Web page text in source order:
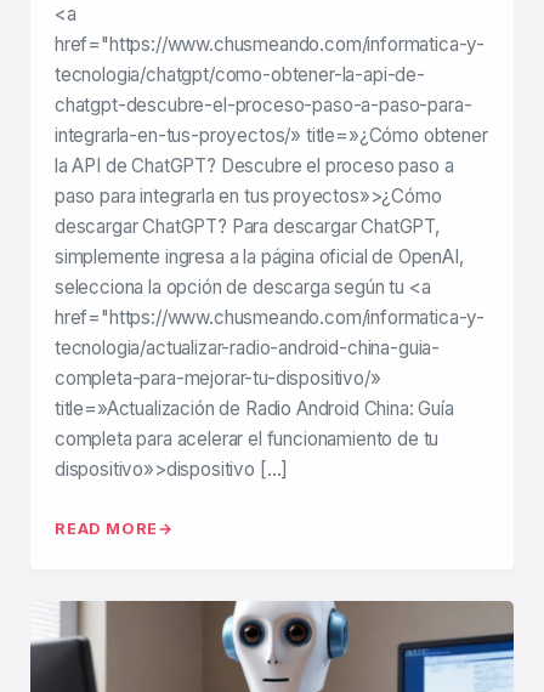
<a
href="https://www.chusmeando.com/informatica-y-
tecnologia/chatgpt/como-obtener-la-api-de-
chatgpt-descubre-el-proceso-paso-a-paso-para-
integrarla-en-tus-proyectos/» title=»¿Cómo obtener
la API de ChatGPT? Descubre el proceso paso a
paso para integrarla en tus proyectos»>¿Cómo
descargar ChatGPT? Para descargar ChatGPT,
simplemente ingresa a la página oficial de OpenAI,
selecciona la opción de descarga según tu <a
href="https://www.chusmeando.com/informatica-y-
tecnologia/actualizar-radio-android-china-guia-
completa-para-mejorar-tu-dispositivo/»
title=»Actualización de Radio Android China: Guía
completa para acelerar el funcionamiento de tu
dispositivo»>dispositivo […]
READ MORE